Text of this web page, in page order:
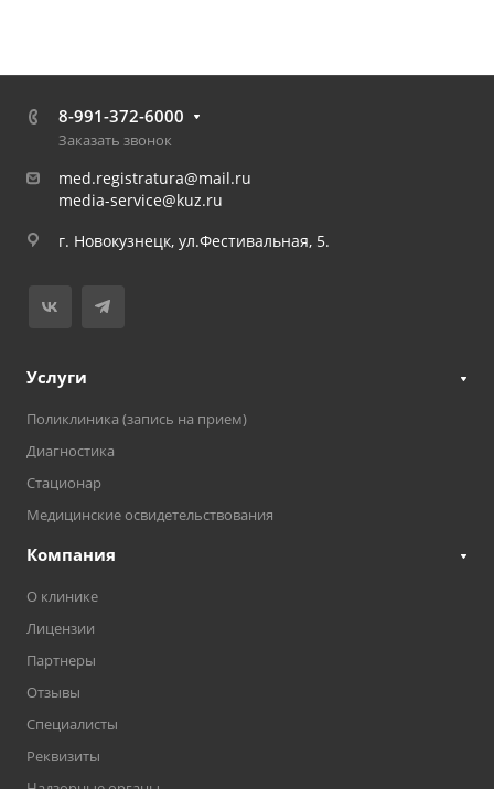
8-991-372-6000
Заказать звонок
med.registratura@mail.ru
media-service@kuz.ru
г. Новокузнецк, ул.Фестивальная, 5.
Услуги
Поликлиника (запись на прием)
Диагностика
Стационар
Медицинские освидетельствования
Компания
О клинике
Лицензии
Партнеры
Отзывы
Специалисты
Реквизиты